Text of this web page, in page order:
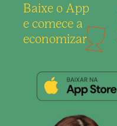
Baixe o App
e comece a
economizar